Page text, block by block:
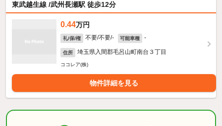
東武越生線 /武州長瀬駅 徒歩12分
0.44万円
礼/保/権 不要/不要/- 可能車種 -
住所 埼玉県入間郡毛呂山町南台３丁目
ココレア(株)
物件詳細を見る